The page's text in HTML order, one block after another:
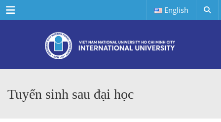
Menu English
Tuyển sinh sau đại học